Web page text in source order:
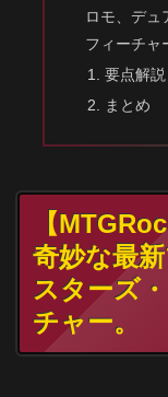
ロモ、デュ
フィーチャ
要点解説
まとめ
【
奇妙な最
スターズ
チャー。